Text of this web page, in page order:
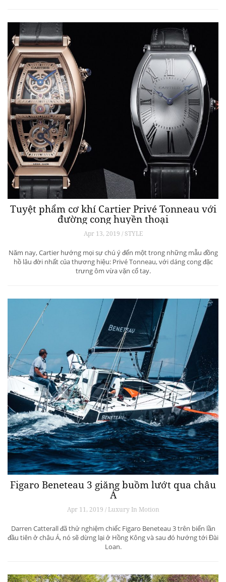
Tuyệt phẩm cơ khí Cartier Privé Tonneau với
đường cong huyền thoại
Apr 13, 2019 / STYLE
Năm nay, Cartier hướng mọi sự chú ý đến một trong những mẫu đồng
hồ lâu đời nhất của thương hiệu: Privé Tonneau, với dáng cong đặc
trưng ôm vừa vặn cổ tay.
Figaro Beneteau 3 giăng buồm lướt qua châu
Á
Apr 11, 2019 / Luxury In Motion
Darren Catterall đã thử nghiệm chiếc Figaro Beneteau 3 trên biển lần
đầu tiên ở châu Á, nó sẽ dừng lại ở Hồng Kông và sau đó hướng tới Đài
Loan.